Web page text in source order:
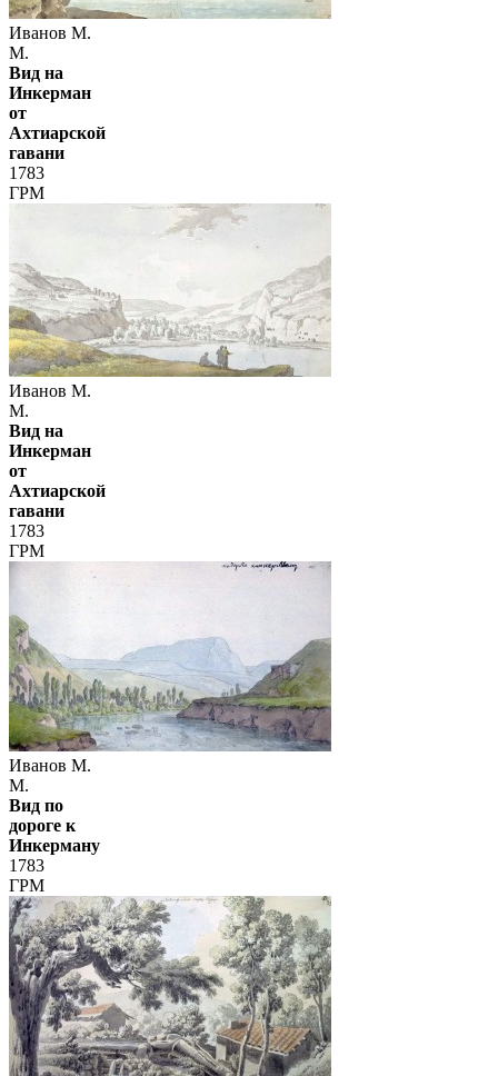
Иванов М.
М.
Вид на
Инкерман
от
Ахтиарской
гавани
1783
ГРМ
Иванов М.
М.
Вид на
Инкерман
от
Ахтиарской
гавани
1783
ГРМ
Иванов М.
М.
Вид по
дороге к
Инкерману
1783
ГРМ